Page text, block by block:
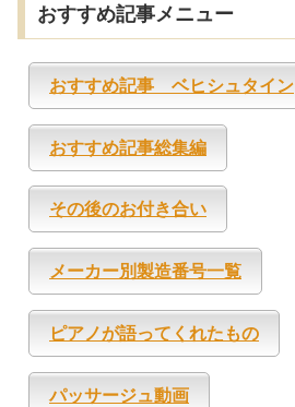
おすすめ記事メニュー
おすすめ記事 ベヒシュタイン
おすすめ記事総集編
その後のお付き合い
メーカー別製造番号一覧
ピアノが語ってくれたもの
パッサージュ動画